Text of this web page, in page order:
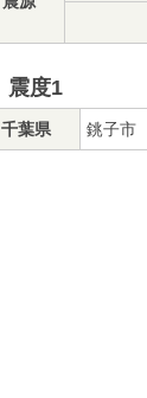
震度1
千葉県 銚子市